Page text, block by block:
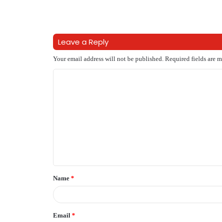
Leave a Reply
Your email address will not be published. Required fields are
t
*
Name *
Email *